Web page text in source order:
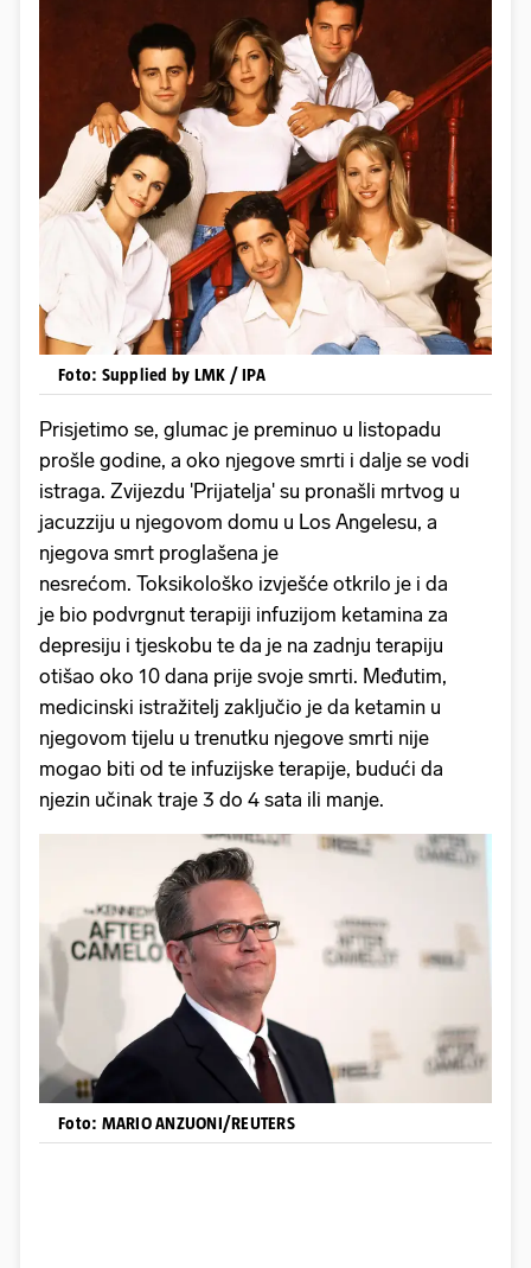
Foto: Supplied by LMK / IPA
Prisjetimo se, glumac je preminuo u listopadu
prošle godine, a oko njegove smrti i dalje se vodi
istraga. Zvijezdu 'Prijatelja' su pronašli mrtvog u
jacuzziju u njegovom domu u Los Angelesu, a
njegova smrt proglašena je
nesrećom. Toksikološko izvješće otkrilo je i da
je bio podvrgnut terapiji infuzijom ketamina za
depresiju i tjeskobu te da je na zadnju terapiju
otišao oko 10 dana prije svoje smrti. Međutim,
medicinski istražitelj zaključio je da ketamin u
njegovom tijelu u trenutku njegove smrti nije
mogao biti od te infuzijske terapije, budući da
njezin učinak traje 3 do 4 sata ili manje.
Foto: MARIO ANZUONI/REUTERS